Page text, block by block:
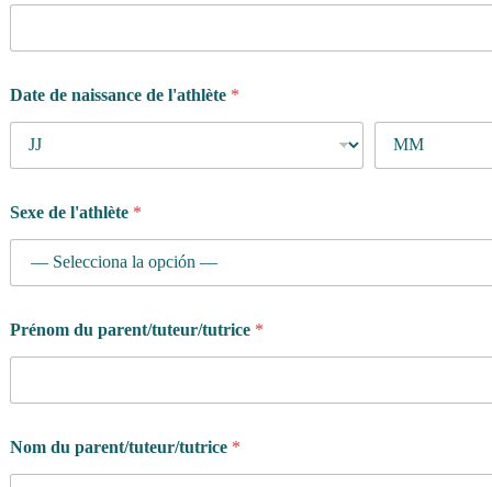
Date de naissance de l'athlète *
Sexe de l'athlète *
Prénom du parent/tuteur/tutrice *
Nom du parent/tuteur/tutrice *